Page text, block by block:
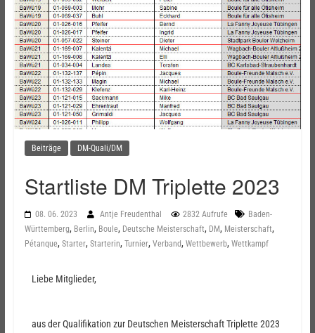
Beiträge DM-Quali/DM
Startliste DM Triplette 2023
08. 06. 2023 Antje Freudenthal 2832 Aufrufe
Baden-
Württemberg, Berlin, Boule, Deutsche Meisterschaft, DM, Meisterschaft,
Pétanque, Starter, Starterin, Turnier, Verband, Wettbewerb, Wettkampf
Liebe Mitglieder,
aus der Qualifikation zur Deutschen Meisterschaft Triplette 2023